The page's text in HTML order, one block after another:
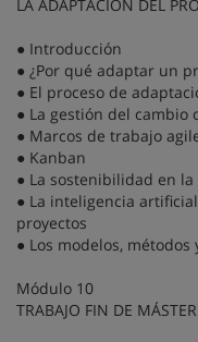
LA ADAPTACIÓN DEL
● Introducción
● ¿Por qué adaptar un
● El proceso de
● La gestión del cambio
● Marcos de trabajo
● Kanban
● La sostenibilidad en
● La inteligencia
proyectos
● Los modelos, métodos
Módulo 10
TRABAJO FIN DE